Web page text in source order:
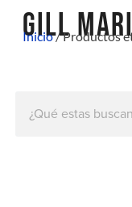
GILL
Inicio/ Productos